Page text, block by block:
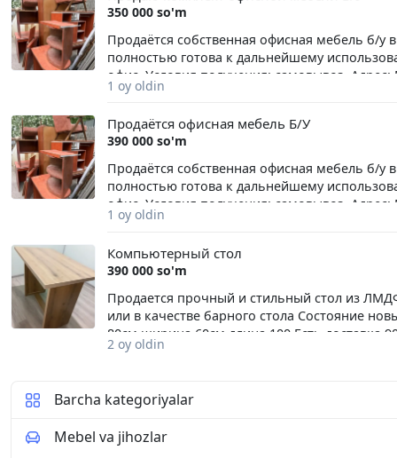
350 000 so'm
Продаётся собственная офисная мебель б/у
полностью готова к дальнейшему
офис. Условия получения: самовывоз.
вопросам обращайтесь: Евгений +998 98
1 oy oldin
Продаётся офисная мебель Б/У
390 000 so'm
Продаётся собственная офисная мебель б/у
полностью готова к дальнейшему
офис. Условия получения: самовывоз.
вопросам обращайтесь: Евгений +998 98
1 oy oldin
Компьютерный стол
390 000 so'm
Продается прочный и стильный стол из
или в качестве барного стола Состояние
80см ширина 60см длина 100 Есть доставка
2 oy oldin
Barcha kategoriyalar
Mebel va jihozlar